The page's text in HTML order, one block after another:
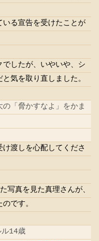
る宣告を受けたことが
したが、いやいや、シ
気を取り直しました。
「脅かすなよ」をかま
渡しを心配してくださ
写真を見た真理さんが、
です。
14歳